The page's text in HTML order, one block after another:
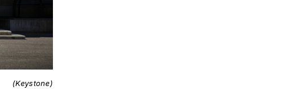
(Keystone)